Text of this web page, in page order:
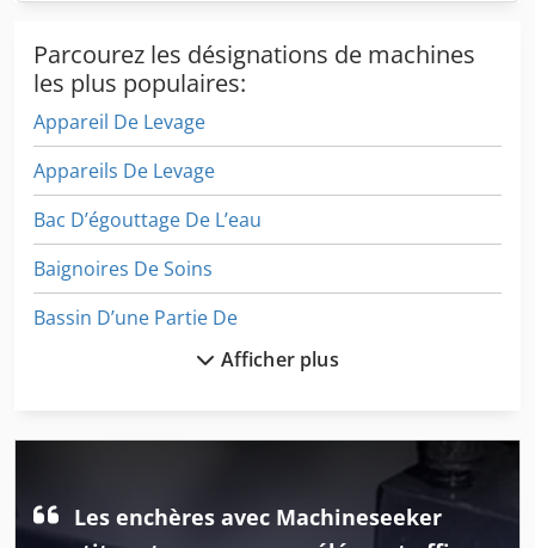
Parcourez les désignations de machines
les plus populaires:
Appareil De Levage
Appareils De Levage
Bac D’égouttage De L’eau
Baignoires De Soins
Bassin D’une Partie De
Dispositif De Conduite
Levage De Matériel
Afficher plus
Les enchères avec Machineseeker